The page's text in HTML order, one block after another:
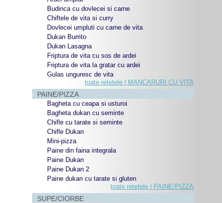
Budinca cu dovlecei si carne
Chiftele de vita si curry
Dovlecei umpluti cu carne de vita
Dukan Burrito
Dukan Lasagna
Friptura de vita cu sos de ardei
Friptura de vita la gratar cu ardei
Gulas unguresc de vita
toate retetele | MANCARURI CU VITA
PAINE/PIZZA
Bagheta cu ceapa si usturoi
Bagheta dukan cu seminte
Chifle cu tarate si seminte
Chifle Dukan
Mini-pizza
Paine din faina integrala
Paine Dukan
Paine Dukan 2
Paine dukan cu tarate si gluten
toate retetele | PAINE/PIZZA
SUPE/CIORBE